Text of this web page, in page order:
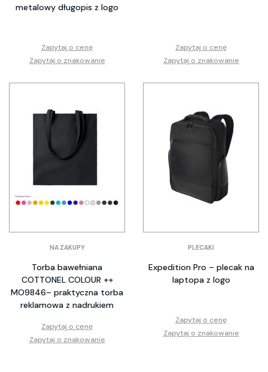
metalowy długopis z logo
Zapytaj o cenę
Zapytaj o znakowanie
Zapytaj o cenę
Zapytaj o znakowanie
NA ZAKUPY
Torba bawełniana
COTTONEL COLOUR ++
MO9846– praktyczna torba
reklamowa z nadrukiem
Zapytaj o cenę
Zapytaj o znakowanie
PLECAKI
Expedition Pro – plecak na
laptopa z logo
Zapytaj o cenę
Zapytaj o znakowanie